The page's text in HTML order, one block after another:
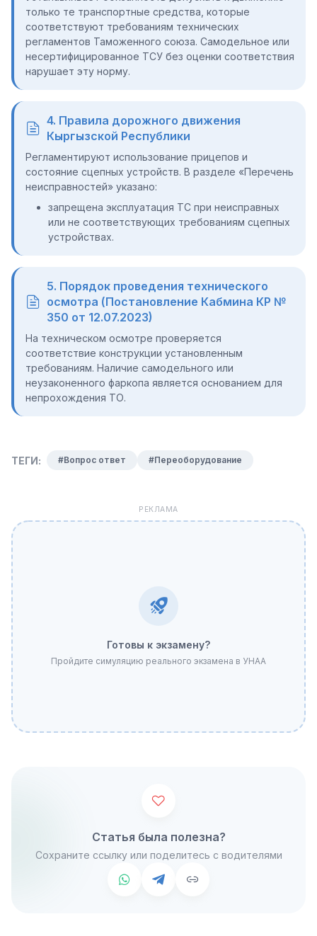
только те транспортные средства, которые
соответствуют требованиям технических
регламентов Таможенного союза. Самодельное или
несертифицированное ТСУ без оценки соответствия
нарушает эту норму.
4. Правила дорожного движения
Кыргызской Республики
Регламентируют использование прицепов и
состояние сцепных устройств. В разделе «Перечень
неисправностей» указано:
запрещена эксплуатация ТС при неисправных
или не соответствующих требованиям сцепных
устройствах.
5. Порядок проведения технического
осмотра (Постановление Кабмина КР №
350 от 12.07.2023)
На техническом осмотре проверяется
соответствие конструкции установленным
требованиям. Наличие самодельного или
неузаконенного фаркопа является основанием для
непрохождения ТО.
ТЕГИ: #Вопрос ответ #Переоборудование
РЕКЛАМА
Готовы к экзамену?
Пройдите симуляцию реального экзамена в УНАА
Статья была полезна?
Сохраните ссылку или поделитесь с водителями